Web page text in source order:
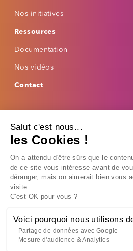
Nos initiatives
Ressources
Documentation
Nos vidéos
Contact
Footer bas Politique de
Politique de cookies
© 2025 Thalie Santé (siège) - 6 rue de
CEDEX 08 - Tous
Nos centres de santé sur Paris /
Saint-Lazareau 7 rue de
Thalie Santé - Gare de Lyonau 50 avenue
Santé - Paris Sudau 10 rue
Interligne
Espacement des mots
Lire la sélection
AUTRES OPTIONS
Arrêter les vidéos
Masquer les images
Salut c'est nous...
les Cookies !
On a attendu d'être sûrs que le
de ce site vous intéresse avant de
déranger, mais on aimerait bien vous
visite...
C'est OK pour vous ?
Voici pourquoi nous utilisons
Partage de données avec Google
Mesure d'audience & Analytics